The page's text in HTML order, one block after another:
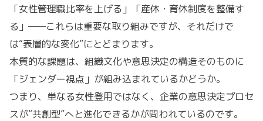
「女性管理職比率を上げる」「産休・育休制度を整備す
る」——これらは重要な取り組みですが、それだけで
は“表層的な変化”にとどまります。
本質的な課題は、組織文化や意思決定の構造そのものに
「ジェンダー視点」が組み込まれているかどうか。
つまり、単なる女性登用ではなく、企業の意思決定プロセ
スが“共創型”へと進化できるかが問われているのです。